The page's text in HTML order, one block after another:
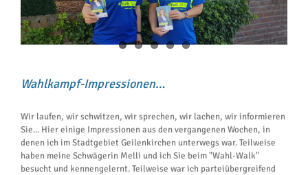
Wahlkampf-Impressionen…
Wir laufen, wir schwitzen, wir sprechen, wir lachen, wir informieren
Sie... Hier einige Impressionen aus den vergangenen Wochen, in
denen ich im Stadtgebiet Geilenkirchen unterwegs war. Teilweise
haben meine Schwägerin Melli und ich Sie beim "Wahl-Walk"
besucht und kennengelernt. Teilweise war ich parteiübergreifend